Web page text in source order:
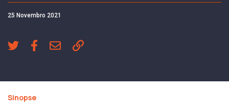
25 Novembro 2021
Sinopse